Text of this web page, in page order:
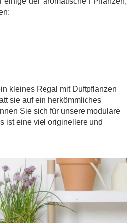
kleines Regal mit Duftpflanzen
sie auf ein herkömmliches
Sie sich für unsere modulare
ist eine viel originellere und